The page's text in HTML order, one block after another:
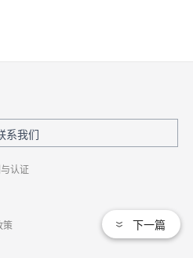
下一篇
系我们
认证
策